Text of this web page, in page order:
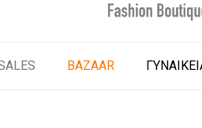
or ESC to close
BAZAAR